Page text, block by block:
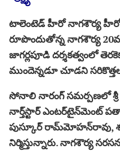
టాలెంటెడ్ హీరో నాగశౌర్య
రూపొందుతోన్న నాగ‌శౌర్య 20వ
జాగర్లపూడి దర్శకత్వంలో
ముందెన్న‌డూ చూడ‌ని
సోనాలి నారంగ్ స‌మ‌ర్పణ‌లో
నార్త్‌స్టార్‌ ఎంటర్‌టైన్‌మెంట్‌
పుస్కూర్‌ రామ్‌మోహన్‌రావు,
నిర్మిస్తున్నారు. నాగ‌‌శౌర్య